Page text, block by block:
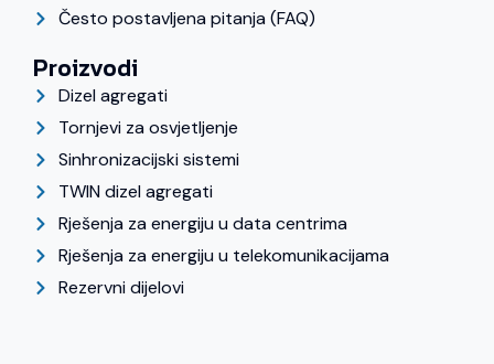
Često postavljena pitanja (FAQ)
Proizvodi
Dizel agregati
Tornjevi za osvjetljenje
Sinhronizacijski sistemi
TWIN dizel agregati
Rješenja za energiju u data centrima
Rješenja za energiju u telekomunikacijama
Rezervni dijelovi